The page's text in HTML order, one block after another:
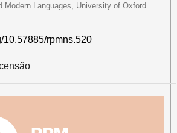
Modern Languages, University of Oxford
10.57885/rpmns.520